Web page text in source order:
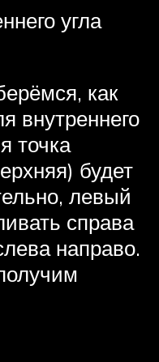
угла
как
внутреннего
точка
будет
левый
справа
направо.